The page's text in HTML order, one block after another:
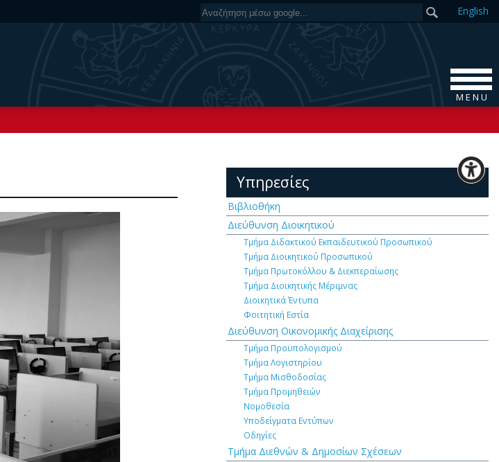
English
M E N U
Υπηρεσίες
Βιβλιοθήκη
Διεύθυνση Διοικητικού
Τμήμα Διδακτικού Εκπαιδευτικού Προσωπικού
Τμήμα Διοικητικού Προσωπικού
Τμήμα Πρωτοκόλλου & Διεκπεραίωσης
Τμήμα Διοικητικής Μέριμνας
Διοικητικά Έντυπα
Φοιτητική Εστία
Διεύθυνση Οικονομικής Διαχείρισης
Τμήμα Προϋπολογισμού
Τμήμα Λογιστηρίου
Τμήμα Μισθοδοσίας
Τμήμα Προμηθειών
Νομοθεσία
Υποδείγματα Εντύπων
Οδηγίες
Τμήμα Διεθνών & Δημοσίων Σχέσεων